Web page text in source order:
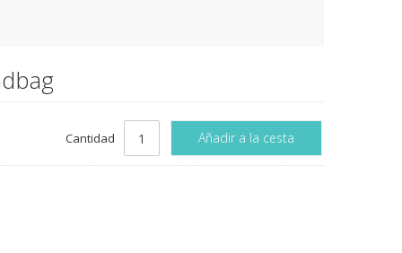
Añadir a la cesta
Cantidad